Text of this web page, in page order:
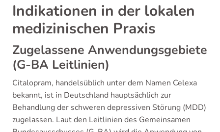
Indikationen in der lokalen
medizinischen Praxis
Zugelassene Anwendungsgebiete
(G-BA Leitlinien)
Citalopram, handelsüblich unter dem Namen Celexa
bekannt, ist in Deutschland hauptsächlich zur
Behandlung der schweren depressiven Störung (MDD)
zugelassen. Laut den Leitlinien des Gemeinsamen